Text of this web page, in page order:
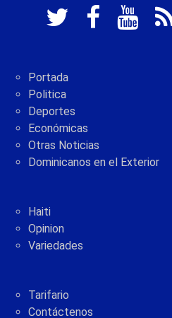
Portada
Politica
Deportes
Económicas
Otras Noticias
Dominicanos en el Exterior
Haiti
Opinion
Variedades
Tarifario
Contáctenos